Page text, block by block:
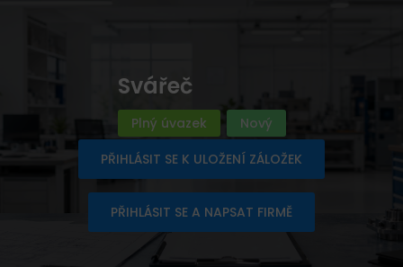
Svářeč
Plný úvazek
Nový
PŘIHLÁSIT SE K ULOŽENÍ ZÁLOŽEK
PŘIHLÁSIT SE A NAPSAT FIRMĚ